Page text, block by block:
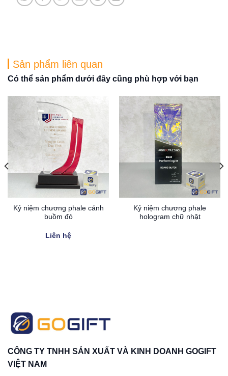
Sản phẩm liên quan
Có thể sản phẩm dưới đây cũng phù hợp với bạn
Kỷ niệm chương phale cánh
buồm đỏ
Liên hệ
Kỷ niệm chương phale
hologram chữ nhật
CÔNG TY TNHH SẢN XUẤT VÀ KINH DOANH GOGIFT
VIỆT NAM